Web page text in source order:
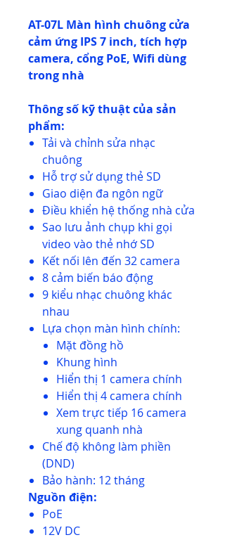
AT-07L Màn hình chuông cửa
cảm ứng IPS 7 inch, tích hợp
camera, cổng PoE, Wifi dùng
trong nhà
Thông số kỹ thuật của sản
phẩm:
Tải và chỉnh sửa nhạc
chuông
Hỗ trợ sử dụng thẻ SD
Giao diện đa ngôn ngữ
Điều khiển hệ thống nhà cửa
Sao lưu ảnh chụp khi gọi
video vào thẻ nhớ SD
Kết nối lên đến 32 camera
8 cảm biến báo động
9 kiểu nhạc chuông khác
nhau
Lựa chọn màn hình chính:
Mặt đồng hồ
Khung hình
Hiển thị 1 camera chính
Hiển thị 4 camera chính
Xem trực tiếp 16 camera
xung quanh nhà
Chế độ không làm phiền
(DND)
Bảo hành: 12 tháng
Nguồn điện:
PoE
12V DC